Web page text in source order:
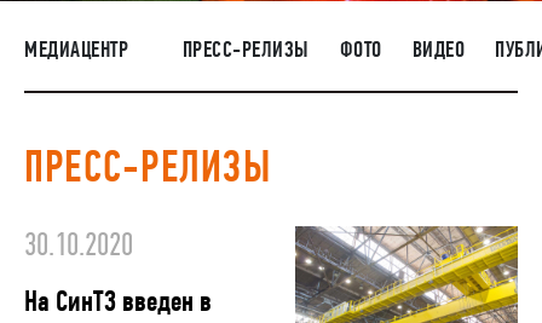
НАШИ ЛЮДИ
ОКРУЖАЮЩАЯ СРЕДА
РАСКРЫТИЕ ИНФОРМАЦИИ
ЗАКУПКИ
МЕДИАЦЕНТР ПРЕСС-РЕЛИЗЫ ФОТО ВИДЕО
ПРЕСС-РЕЛИЗЫ
30.10.2020
На СинТЗ введен в